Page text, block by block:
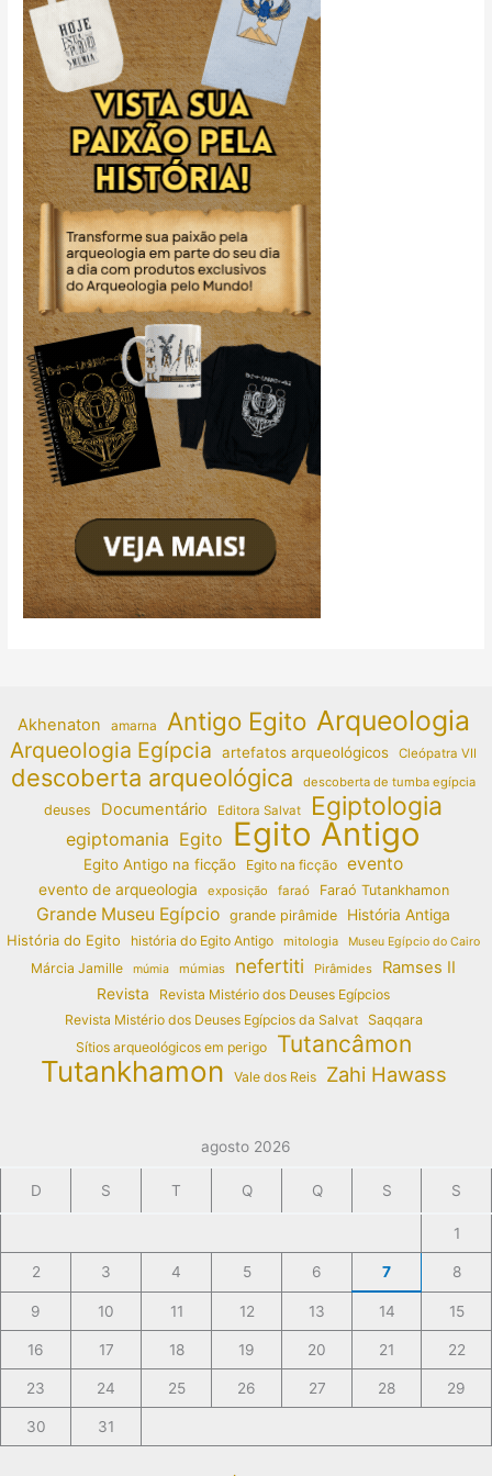
Akhenaton amarna Antigo Egito Arqueologia
Arqueologia Egípcia artefatos arqueológicos Cleópatra VII
descoberta arqueológica descoberta de tumba egípcia
deuses Documentário Editora Salvat Egiptologia
egiptomania Egito Egito Antigo
Egito Antigo na ficção Egito na ficção evento
evento de arqueologia exposição faraó Faraó Tutankhamon
Grande Museu Egípcio grande pirâmide
História Antiga
História do Egito
história do Egito Antigo mitologia Museu Egípcio do Cairo
Márcia Jamille múmia múmias nefertiti Pirâmides Ramses II
Revista
Revista Mistério dos Deuses Egípcios
Revista Mistério dos Deuses Egípcios da Salvat
Saqqara
Sítios arqueológicos em perigo
Tutancâmon
Tutankhamon Vale dos Reis Zahi Hawass
agosto 2026
D S T Q Q S S
1
2 3 4 5 6 7 8
9 10 11 12 13 14 15
16 17 18 19 20 21 22
23 24 25 26 27 28 29
30 31